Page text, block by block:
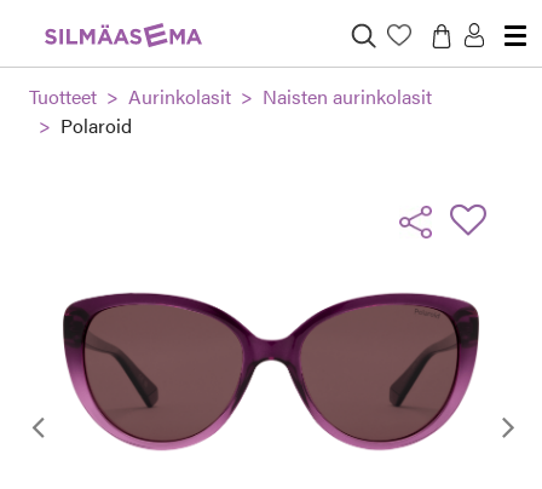
Tuotteet Aurinkolasit
Naisten aurinkolasit
Polaroid
Edellinen